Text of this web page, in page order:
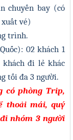
chuyến bay (có
vé)
trình.
02 khách 1
khách đi lẻ khác
tối đa 3 người.
có phòng Trip,
thoải mái, quý
nhóm 3 người